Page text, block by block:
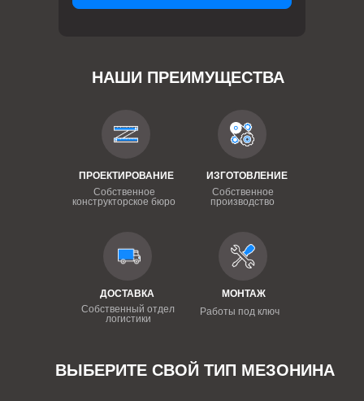
НАШИ ПРЕИМУЩЕСТВА
ПРОЕКТИРОВАНИЕ
Собственное
конструкторское бюро
ИЗГОТОВЛЕНИЕ
Собственное
производство
ДОСТАВКА
Собственный отдел
логистики
МОНТАЖ
Работы под ключ
ВЫБЕРИТЕ СВОЙ ТИП МЕЗОНИНА